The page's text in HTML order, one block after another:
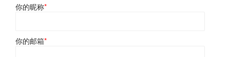
你的昵称*
你的邮箱*